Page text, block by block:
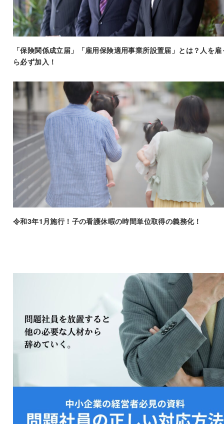
「保険関係成立届」「雇用保険適用事業所設置届」とは？人を雇
ら必ず加入！
令和3年1月施行！子の看護休暇の時間単位取得の義務化！